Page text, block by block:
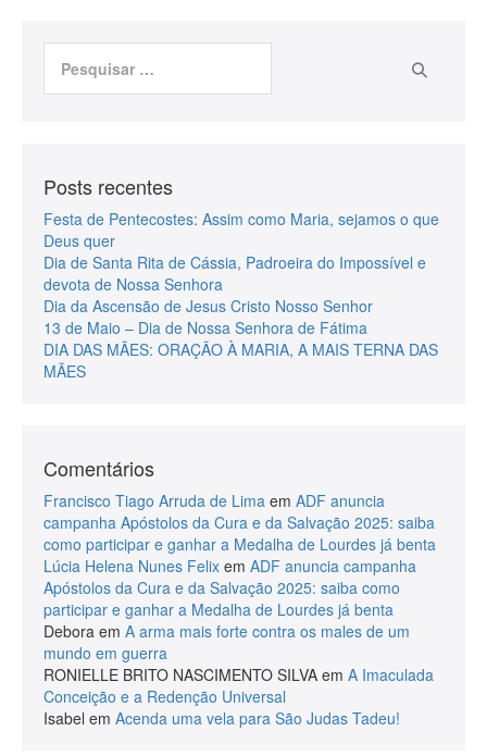
Posts recentes
Festa de Pentecostes: Assim como Maria, sejamos o que
Deus quer
Dia de Santa Rita de Cássia, Padroeira do Impossível e
devota de Nossa Senhora
Dia da Ascensão de Jesus Cristo Nosso Senhor
13 de Maio – Dia de Nossa Senhora de Fátima
DIA DAS MÃES: ORAÇÃO À MARIA, A MAIS TERNA DAS
MÃES
Comentários
Francisco Tiago Arruda de Lima em ADF anuncia
campanha Apóstolos da Cura e da Salvação 2025: saiba
como participar e ganhar a Medalha de Lourdes já benta
Lúcia Helena Nunes Felix em ADF anuncia campanha
Apóstolos da Cura e da Salvação 2025: saiba como
participar e ganhar a Medalha de Lourdes já benta
Debora em A arma mais forte contra os males de um
mundo em guerra
RONIELLE BRITO NASCIMENTO SILVA em A Imaculada
Conceição e a Redenção Universal
Isabel em Acenda uma vela para São Judas Tadeu!